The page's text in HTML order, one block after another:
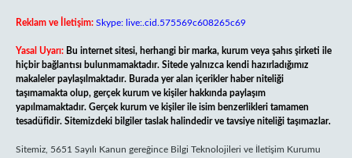
Reklam ve İletişim: Skype: live:.cid.575569c608265c69
Yasal Uyarı: Bu internet sitesi, herhangi bir marka, kurum veya şahıs şirketi ile
hiçbir bağlantısı bulunmamaktadır. Sitede yalnızca kendi hazırladığımız
makaleler paylaşılmaktadır. Burada yer alan içerikler haber niteliği
taşımamakta olup, gerçek kurum ve kişiler hakkında paylaşım
yapılmamaktadır. Gerçek kurum ve kişiler ile isim benzerlikleri tamamen
tesadüfidir. Sitemizdeki bilgiler taslak halindedir ve tavsiye niteliği taşımazlar.
Sitemiz, 5651 Sayılı Kanun gereğince Bilgi Teknolojileri ve İletişim Kurumu